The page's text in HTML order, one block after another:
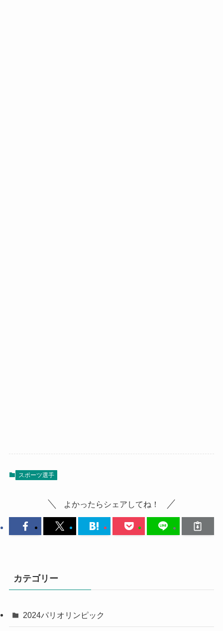
スポーツ選手
よかったらシェアしてね！
カテゴリー
2024パリオリンピック